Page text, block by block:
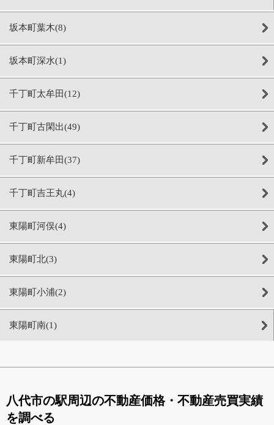
坂本町葉木(8)
坂本町深水(1)
千丁町太牟田(12)
千丁町古閑出(49)
千丁町新牟田(37)
千丁町吉王丸(4)
東陽町河俣(4)
東陽町北(3)
東陽町小浦(2)
東陽町南(1)
八代市の駅周辺の不動産価格・不動産売買実績
を調べる